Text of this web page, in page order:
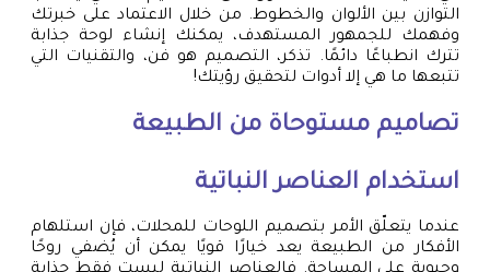
التوازن بين الألوان والخطوط. من خلال الاعتماد على خبرتك
وفهمك للجمهور المستهدف، يمكنك إنشاء لوحة جذابة
تترك انطباعًا دائمًا. تذكر، التصميم هو فن، والتقنيات التي
تتبعها ما هي إلا أدوات لتحقيق رؤيتك!
تصاميم مستوحاة من الطبيعة
استخدام العناصر النباتية
عندما يتعلّق الأمر بتصميم اللوحات للمحلات، فإن استلهام
الأفكار من الطبيعة يعد خيارًا قويًا يمكن أن يُضفي روحًا